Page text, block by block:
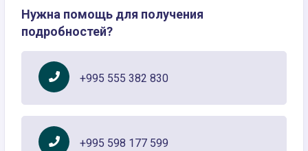
Нужна помощь для получения
подробностей?
+995 555 382 830
+995 598 177 599